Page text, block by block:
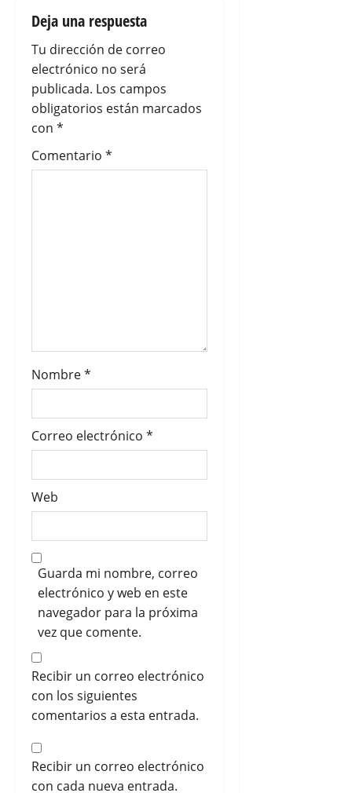
ó
n
d
e
e
a
s
Deja una respuesta
Tu dirección de correo
electrónico no será
publicada. Los campos
obligatorios están marcados
con *
Comentario *
Nombre*
Correo electrónico *
Web
Guarda mi nombre, correo
electrónico y web en este
navegador para la próxima
vez que comente.
Recibir un correo electrónico
con los siguientes
comentarios a esta entrada.
Recibir un correo electrónico
con cada nueva entrada.